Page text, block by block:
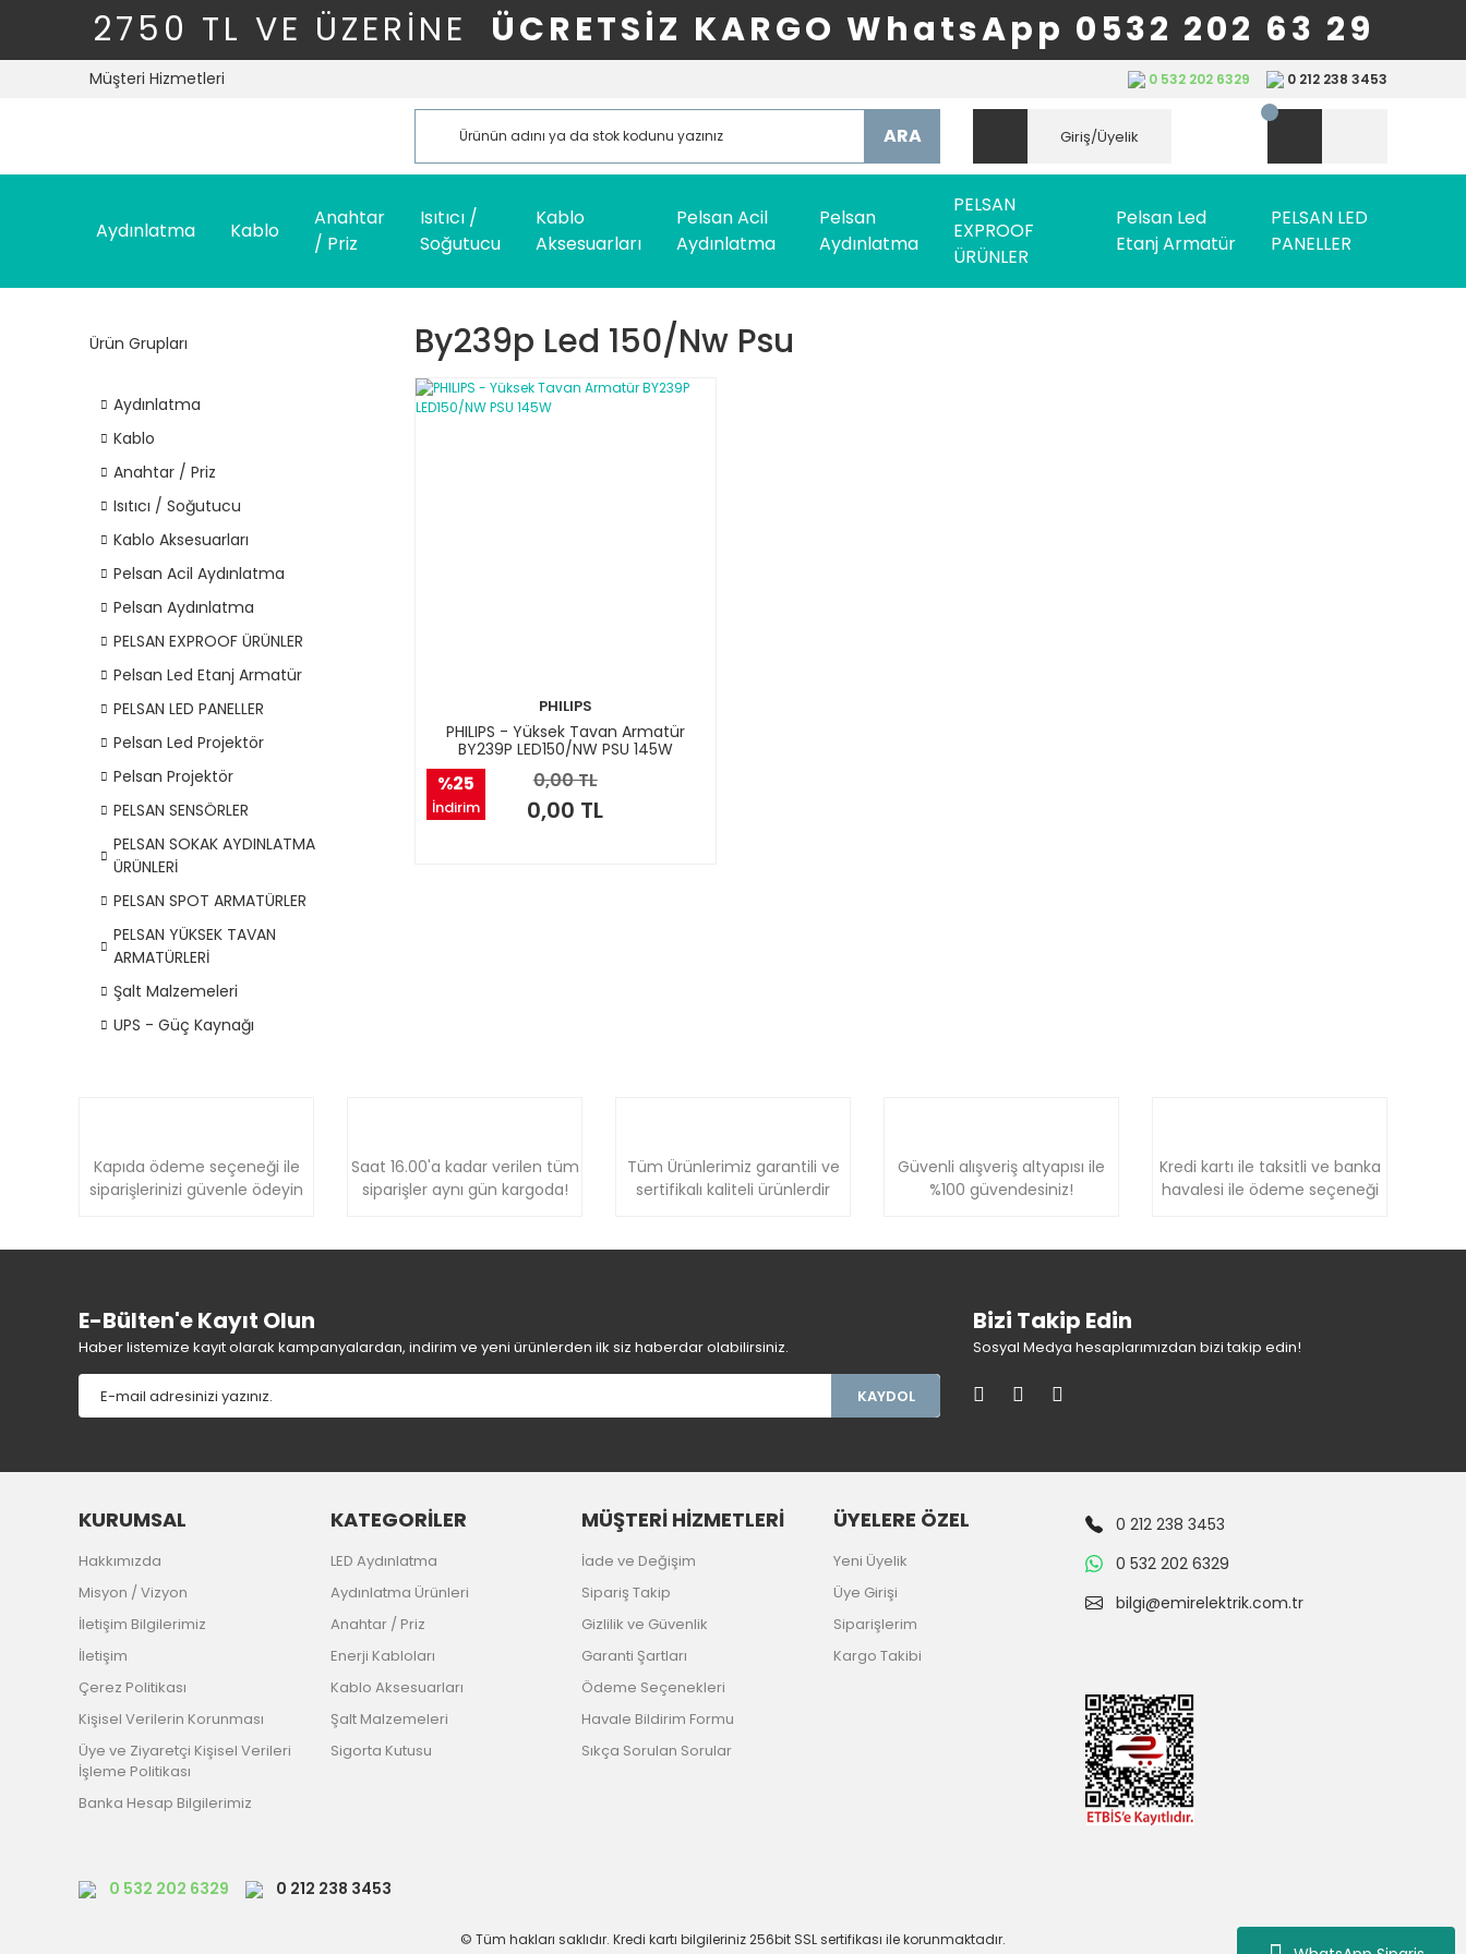
2750 TL VE ÜZERİNE ÜCRETSİZ KARGO WhatsApp 0532 202 63 29
Müşteri Hizmetleri 0 532 202 6329 0 212 238 3453
ARA Giriş/Üyelik
Aydınlatma Kablo
Anahtar
/ Priz
Isıtıcı /
Soğutucu
Kablo
Aksesuarları
Pelsan Acil
Aydınlatma
Pelsan
Aydınlatma
PELSAN
EXPROOF
ÜRÜNLER
Pelsan Led
Etanj Armatür
PELSAN LED
PANELLER
Ürün Grupları
Aydınlatma
Kablo
Anahtar / Priz
Isıtıcı / Soğutucu
Kablo Aksesuarları
Pelsan Acil Aydınlatma
Pelsan Aydınlatma
PELSAN EXPROOF ÜRÜNLER
Pelsan Led Etanj Armatür
PELSAN LED PANELLER
Pelsan Led Projektör
Pelsan Projektör
PELSAN SENSÖRLER
PELSAN SOKAK AYDINLATMA
ÜRÜNLERİ
PELSAN SPOT ARMATÜRLER
PELSAN YÜKSEK TAVAN
ARMATÜRLERİ
Şalt Malzemeleri
UPS - Güç Kaynağı
By239p Led 150/nw Psu
%25
İndirim
PHILIPS
PHILIPS - Yüksek Tavan Armatür
BY239P LED150/NW PSU 145W
0,00 TL
0,00 TL
Kapıda ödeme seçeneği ile
siparişlerinizi güvenle ödeyin
Saat 16.00'a kadar verilen tüm
siparişler aynı gün kargoda!
Tüm Ürünlerimiz garantili ve
sertifikalı kaliteli ürünlerdir
Güvenli alışveriş altyapısı ile
%100 güvendesiniz!
Kredi kartı ile taksitli ve banka
havalesi ile ödeme seçeneği
E-Bülten'e Kayıt Olun
Haber listemize kayıt olarak kampanyalardan, indirim ve yeni ürünlerden ilk siz haberdar olabilirsiniz.
KAYDOL
Bizi Takip Edin
Sosyal Medya hesaplarımızdan bizi takip edin!
KURUMSAL
Hakkımızda
Misyon / Vizyon
İletişim Bilgilerimiz
İletişim
Çerez Politikası
Kişisel Verilerin Korunması
Üye ve Ziyaretçi Kişisel Verileri
İşleme Politikası
Banka Hesap Bilgilerimiz
KATEGORİLER
LED Aydınlatma
Aydınlatma Ürünleri
Anahtar / Priz
Enerji Kabloları
Kablo Aksesuarları
Şalt Malzemeleri
Sigorta Kutusu
MÜŞTERİ HİZMETLERİ
İade ve Değişim
Sipariş Takip
Gizlilik ve Güvenlik
Garanti Şartları
Ödeme Seçenekleri
Havale Bildirim Formu
Sıkça Sorulan Sorular
ÜYELERE ÖZEL
Yeni Üyelik
Üye Girişi
Siparişlerim
Kargo Takibi
0 212 238 3453
0 532 202 6329
bilgi@emirelektrik.com.tr
0 532 202 6329 0 212 238 3453
© Tüm hakları saklıdır. Kredi kartı bilgileriniz 256bit SSL sertifikası ile korunmaktadır.